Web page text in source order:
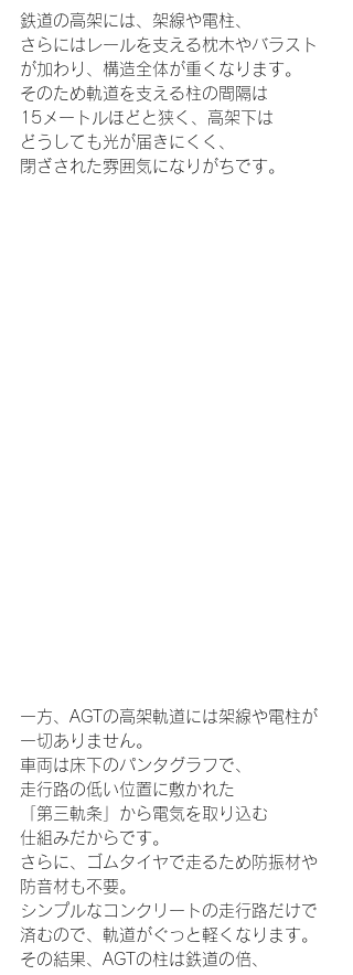
鉄道の高架には、架線や電柱、
さらにはレールを支える枕木やバラスト
が加わり、構造全体が重くなります。
そのため軌道を支える柱の間隔は
15メートルほどと狭く、高架下は
どうしても光が届きにくく、
閉ざされた雰囲気になりがちです。
一方、AGTの高架軌道には架線や電柱が
一切ありません。
車両は床下のパンタグラフで、
走行路の低い位置に敷かれた
「第三軌条」から電気を取り込む
仕組みだからです。
さらに、ゴムタイヤで走るため防振材や
防音材も不要。
シンプルなコンクリートの走行路だけで
済むので、軌道がぐっと軽くなります。
その結果、AGTの柱は鉄道の倍、